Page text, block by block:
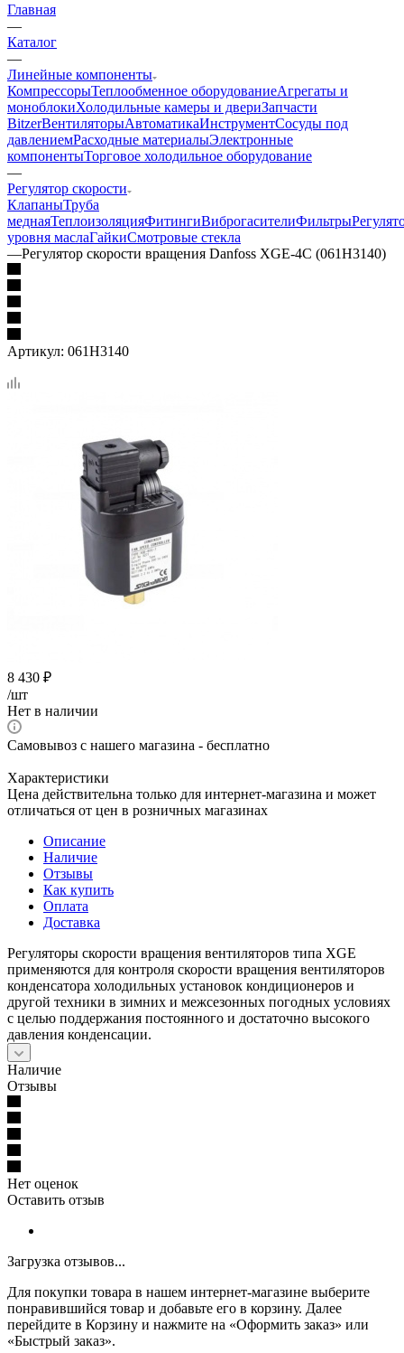
Главная
—
Каталог
—
Линейные компоненты
КомпрессорыТеплообменное оборудованиеАгрегаты и
моноблокиХолодильные камеры и двериЗапчасти
BitzerВентиляторыАвтоматикаИнструментСосуды под
давлениемРасходные материалыЭлектронные
компонентыТорговое холодильное оборудование
—
Регулятор скорости
КлапаныТруба
меднаяТеплоизоляцияФитингиВиброгасителиФильтры
уровня маслаГайкиСмотровые стекла
—Регулятор скорости вращения Danfoss XGE-4С (061Н3140)
Артикул: 061Н3140
8 430 ₽
/шт
Нет в наличии
Самовывоз с нашего магазина - бесплатно
Характеристики
Цена действительна только для интернет-магазина и может
отличаться от цен в розничных магазинах
Описание
Наличие
Отзывы
Как купить
Оплата
Доставка
Регуляторы скорости вращения вентиляторов типа XGE
применяются для контроля скорости вращения вентиляторов
конденсатора холодильных установок кондиционеров и
другой техники в зимних и межсезонных погодных условиях
с целью поддержания постоянного и достаточно высокого
давления конденсации.
Наличие
Отзывы
Нет оценок
Оставить отзыв
Загрузка отзывов...
Для покупки товара в нашем интернет-магазине выберите
понравившийся товар и добавьте его в корзину. Далее
перейдите в Корзину и нажмите на «Оформить заказ» или
«Быстрый заказ».